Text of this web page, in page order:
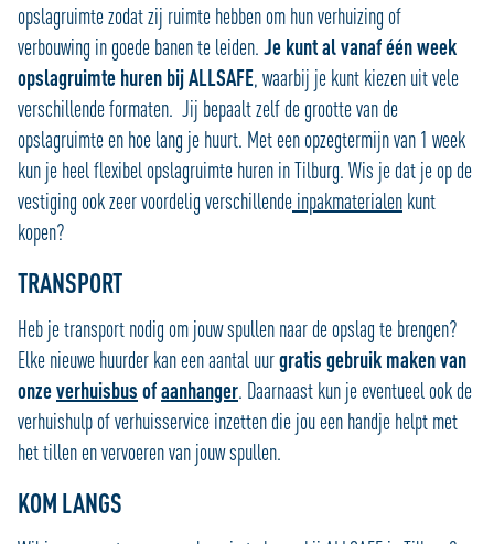
opslagruimte zodat zij ruimte hebben om hun verhuizing of
verbouwing in goede banen te leiden. Je kunt al vanaf één week
opslagruimte huren bij ALLSAFE, waarbij je kunt kiezen uit vele
verschillende formaten. Jij bepaalt zelf de grootte van de
opslagruimte en hoe lang je huurt. Met een opzegtermijn van 1 week
kun je heel flexibel opslagruimte huren in Tilburg. Wis je dat je op de
vestiging ook zeer voordelig verschillende inpakmaterialen kunt
kopen?
TRANSPORT
Heb je transport nodig om jouw spullen naar de opslag te brengen?
Elke nieuwe huurder kan een aantal uurgratis gebruik maken van
onzeverhuisbus ofaanhanger. Daarnaast kun je eventueel ook de
verhuishulp of verhuisservice inzetten die jou een handje helpt met
het tillen en vervoeren van jouw spullen.
KOM LANGS